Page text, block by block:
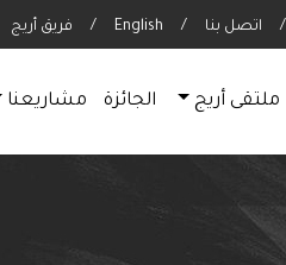
/ اتصل بنا /
English
/ فريق أريج
ملتقى أريج الجائزة مشاريعنا